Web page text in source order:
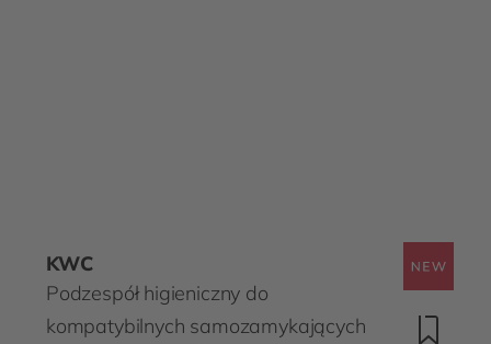
KWC
Podzespół higieniczny do
kompatybilnych samozamykających